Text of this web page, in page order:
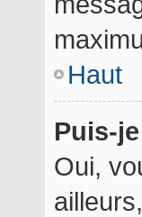
Haut
Puis-
Oui,